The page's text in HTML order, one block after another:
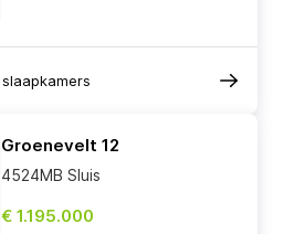
slaapkamers
Groenevelt 12
4524MB Sluis
€ 1.195.000